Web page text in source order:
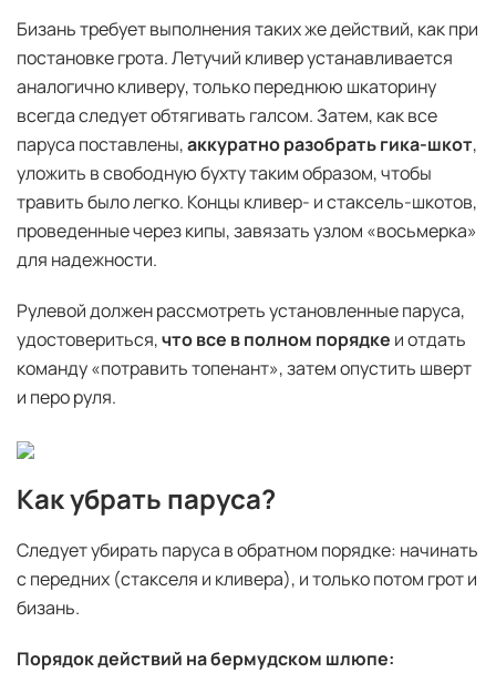
Бизань требует выполнения таких же действий, как при
постановке грота. Летучий кливер устанавливается
аналогично кливеру, только переднюю шкаторину
всегда следует обтягивать галсом. Затем, как все
паруса поставлены,аккуратно разобрать гика-шкот,
уложить в свободную бухту таким образом, чтобы
травить было легко. Концы кливер- и стаксель-шкотов,
проведенные через кипы, завязать узлом «восьмерка»
для надежности.
Рулевой должен рассмотреть установленные паруса,
удостовериться,что все в полном порядке и отдать
команду «потравить топенант», затем опустить шверт
и перо руля.
Как убрать паруса?
Следует убирать паруса в обратном порядке: начинать
с передних (стакселя и кливера), и только потом грот и
бизань.
Порядок действий на бермудском шлюпе: